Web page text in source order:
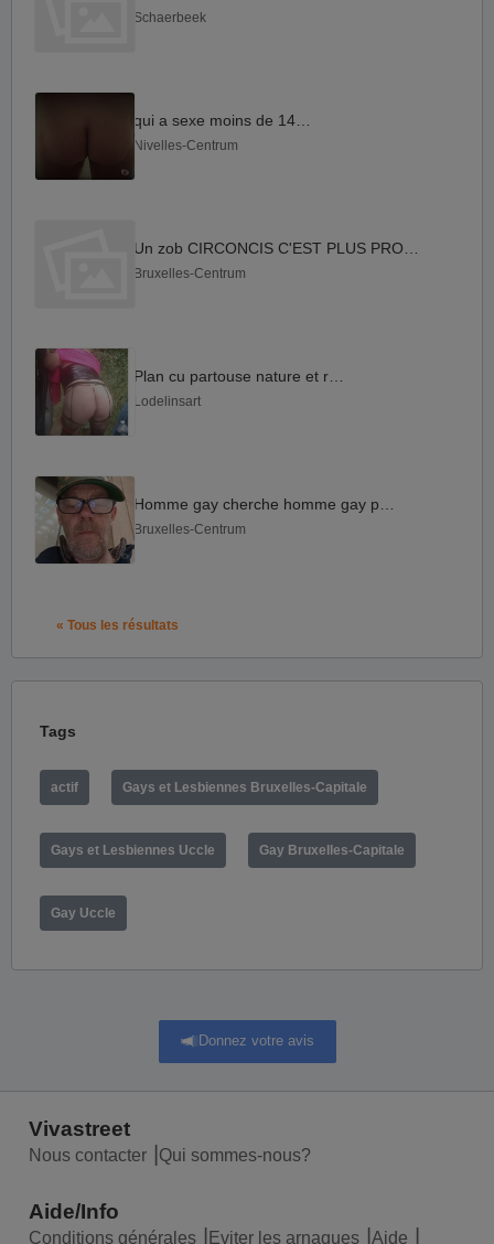
Schaerbeek
Nivelles-Centrum
Bruxelles-Centrum
Lodelinsart
Bruxelles-Centrum
« Tous les résultats
Tags
actif Gays et Lesbiennes Bruxelles-Capitale
Gays et Lesbiennes Uccle Gay Bruxelles-Capitale
Gay Uccle
Donnez votre avis
Vivastreet
Nous contacter Qui sommes-nous?
Aide/Info
Conditions générales Eviter les arnaques Aide